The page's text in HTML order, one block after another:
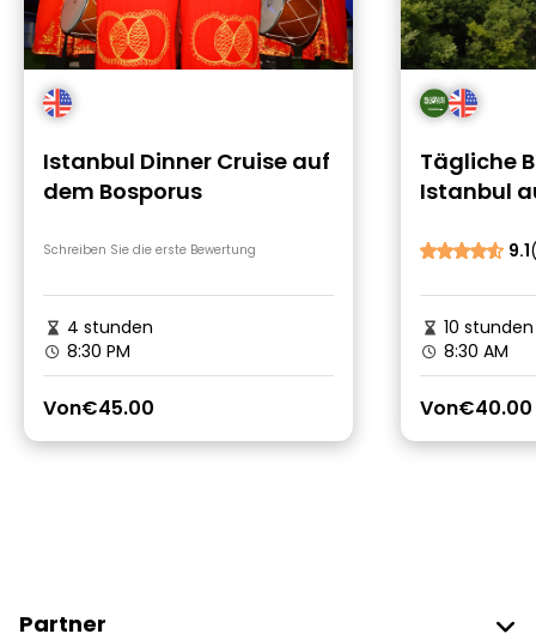
Istanbul Dinner Cruise auf
dem Bosporus
Schreiben Sie die erste Bewertung
4 stunden
8:30 PM
Von€45.00
Tägliche
Istanbul
9.1
10 stunden
8:30 AM
Von€40.00
Partner